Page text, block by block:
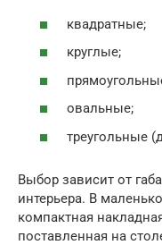
квадратные;
круглые;
овальные;
треугольные
Выбор зависит от
интерьера. В
компактная
поставленная на